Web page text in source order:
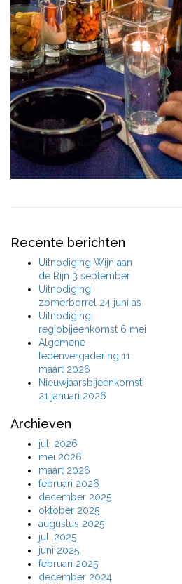
Recente berichten
Uitnodiging Wijn aan
de Rijn 3 september
Uitnodiging
zomerborrel 24 juni as
Uitnodiging
regiobijeenkomst 6 mei
Algemene
ledenvergadering 11
maart 2026
Nieuwjaarsbijeenkomst
21 januari 2026
Archieven
juli 2026
mei 2026
maart 2026
februari 2026
december 2025
oktober 2025
augustus 2025
juli 2025
juni 2025
februari 2025
december 2024